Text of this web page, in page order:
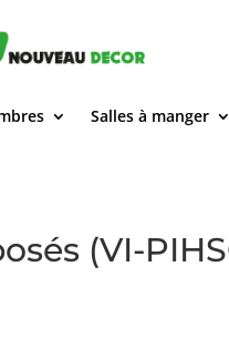
Salles à manger
(VI-